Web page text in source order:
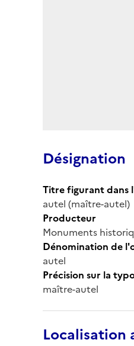
Désignation
Titre figurant dans
autel (maître-autel)
Producteur
Monuments
Dénomination de
autel
Précision sur la
maître-autel
Localisation